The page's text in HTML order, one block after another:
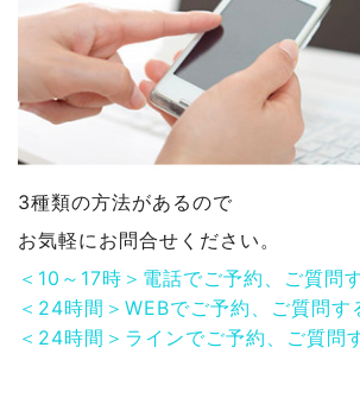
3種類の方法があるので
お気軽にお問合せください。
＜10～17時＞電話でご予約、ご質問
＜24時間＞WEBでご予約、ご質問す
＜24時間＞ラインでご予約、ご質問